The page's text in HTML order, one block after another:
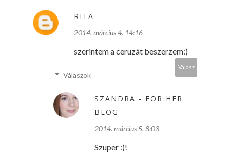
RITA
2014. március 4. 14:16
szerintem a ceruzát beszerzem:)
Válasz
Válaszok
SZANDRA - FOR HER
BLOG
2014. március 5. 8:03
Szuper :)!